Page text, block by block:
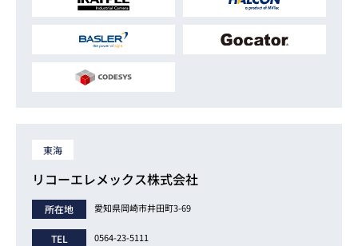
東海
リコーエレメックス株式会社
所在地 愛知県岡崎市井田町3-69
TEL 0564-23-5111